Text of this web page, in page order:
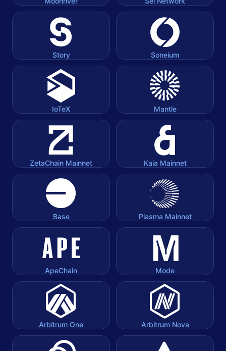
Story Soneium
IoTeX Mantle
ZetaChain Mainnet Kaia Mainnet
Base Plasma Mainnet
ApeChain Mode
Arbitrum One Arbitrum Nova